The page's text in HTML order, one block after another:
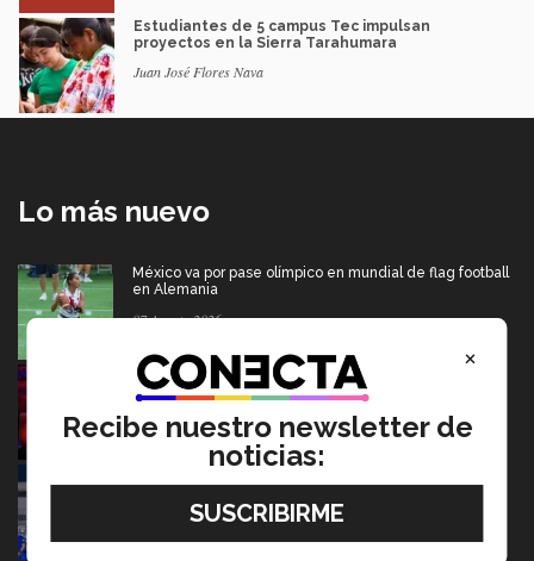
Estudiantes de 5 campus Tec impulsan
proyectos en la Sierra Tarahumara
Juan José Flores Nava
Lo más nuevo
México va por pase olímpico en mundial de flag football
en Alemania
07 Agosto 2026
Música y teatro: EXATEC en el elenco de El Fantasma
de la Ópera México
07 Agosto 2026
americano
06 Agosto 2026
×
Recibe nuestro newsletter de
noticias: